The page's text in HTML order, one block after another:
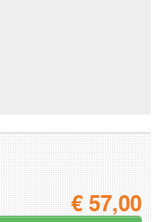
€57,00